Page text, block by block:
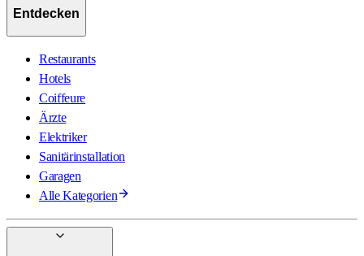
Entdecken
Restaurants
Hotels
Coiffeure
Ärzte
Elektriker
Sanitärinstallation
Garagen
Alle Kategorien